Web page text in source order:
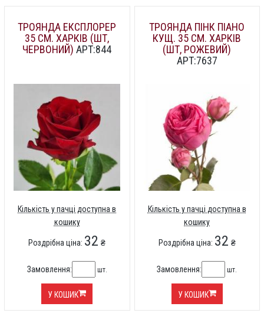
ТРОЯНДА ЕКСПЛОРЕР
35 СМ. ХАРКІВ (ШТ,
ЧЕРВОНИЙ) АРТ:844
Кількість у пачці доступна в
кошику
Роздрібна ціна: 32 ₴
Замовлення: шт.
У КОШИК
ТРОЯНДА ПІНК ПІАНО
КУЩ. 35 СМ. ХАРКІВ
(ШТ, РОЖЕВИЙ)
АРТ:7637
Кількість у пачці доступна в
кошику
Роздрібна ціна: 32 ₴
Замовлення: шт.
У КОШИК